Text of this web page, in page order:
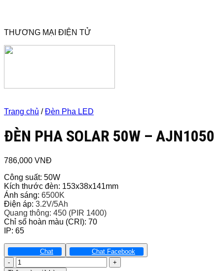
THƯƠNG MẠI ĐIỆN TỬ
Trang chủ / Đèn Pha LED
ĐÈN PHA SOLAR 50W – AJN1050
786,000 VNĐ
Công suất: 50W
Kích thước đèn: 153x38x141mm
Ánh sáng: 6500K
Điện áp: 3.2V/5Ah
Quang thông: 450 (PIR 1400)
Chỉ số hoàn màu (CRI): 70
IP: 65
Chat Chat Facebook
ĐÈN